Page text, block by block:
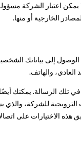
يمكن اعتبار الشركة
الخارجية أو منها.
إلى بياناتك
والهاتف.
تلك الرسالة. يمكنك أيضًا
الترويجية للشركة،
هذه الاختيارات على